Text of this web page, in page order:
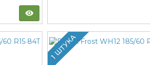
1 ШТУКА